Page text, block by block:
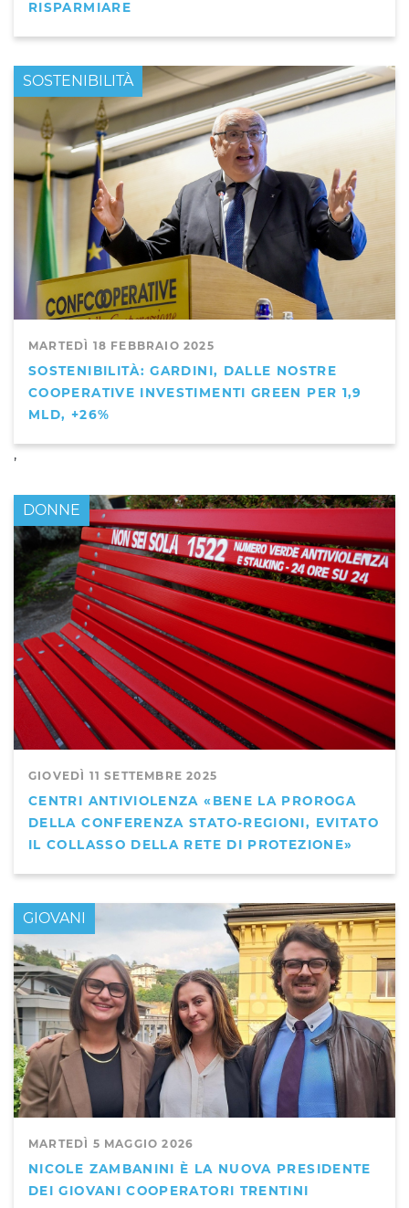
RISPARMIARE
MARTEDÌ 18 FEBBRAIO 2025
SOSTENIBILITÀ: GARDINI, DALLE NOSTRE
COOPERATIVE INVESTIMENTI GREEN PER 1,9
MLD, +26%
PRIMO PIANO
,
SOSTENIBILITÀ
GIOVEDÌ 11 SETTEMBRE 2025
CENTRI ANTIVIOLENZA «BENE LA PROROGA
DELLA CONFERENZA STATO-REGIONI, EVITATO
IL COLLASSO DELLA RETE DI PROTEZIONE»
DONNE
MARTEDÌ 5 MAGGIO 2026
NICOLE ZAMBANINI È LA NUOVA PRESIDENTE
DEI GIOVANI COOPERATORI TRENTINI
GIOVANI